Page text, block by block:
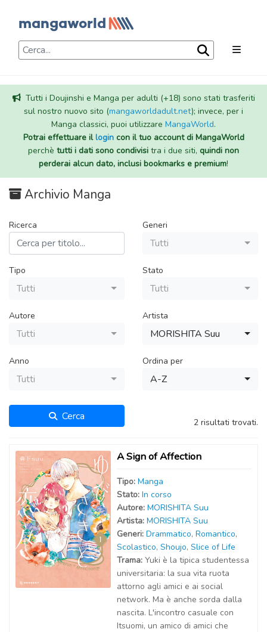
Tutti i Doujinshi e Manga per adulti (+18) sono stati trasferiti
sul nostro nuovo sito (mangaworldadult.net); invece, per i
Manga classici, puoi utilizzare MangaWorld.
Potrai effettuare illogincon il tuo account di MangaWorld
perchè tutti i dati sono condivisi tra i due siti, quindi non
perderai alcun dato, inclusi bookmarks e premium!
Archivio Manga
Ricerca Generi
Tutti
Tipo
Tutti
Stato
Tutti
Autore
Tutti
Artista
MORISHITA Suu
Anno
Tutti
Ordina per
A-Z
Cerca 2 risultati trovati.
A Sign of Affection
Tipo: Manga
Stato: In corso
Autore: MORISHITA Suu
Artista: MORISHITA Suu
Generi: Drammatico, Romantico,
Scolastico, Shoujo, Slice of Life
Trama: Yuki è la tipica studentessa
universitaria: la sua vita ruota
attorno agli amici e ai social
network. Ma è anche sorda dalla
nascita. L'incontro casuale con
Itsuomi, un amico di amici che